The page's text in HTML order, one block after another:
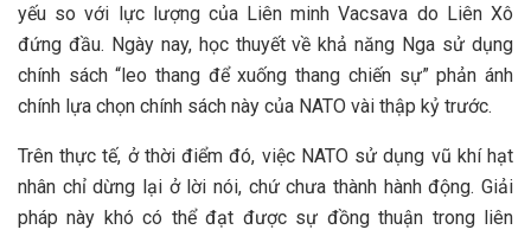
yếu so với lực lượng của Liên minh Vacsava do Liên Xô
đứng đầu. Ngày nay, học thuyết về khả năng Nga sử dụng
chính sách “leo thang để xuống thang chiến sự” phản ánh
chính lựa chọn chính sách này của NATO vài thập kỷ trước.
Trên thực tế, ở thời điểm đó, việc NATO sử dụng vũ khí hạt
nhân chỉ dừng lại ở lời nói, chứ chưa thành hành động. Giải
pháp này khó có thể đạt được sự đồng thuận trong liên